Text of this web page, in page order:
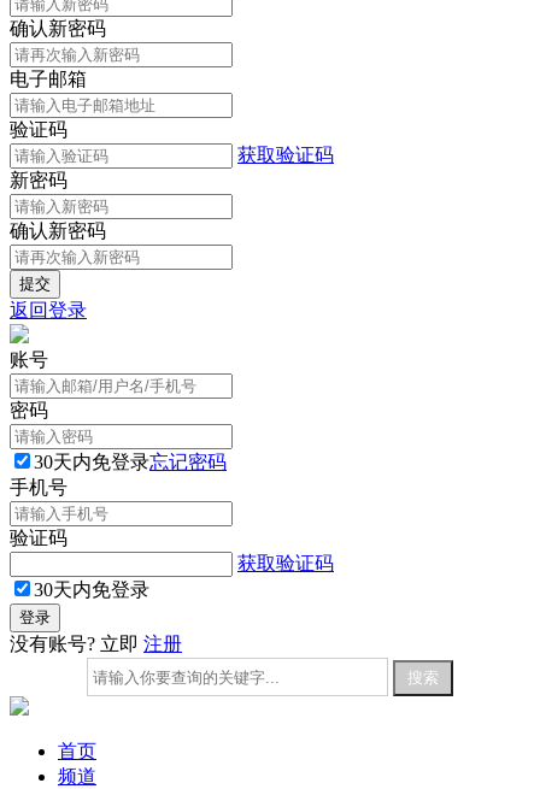
确认新密码
电子邮箱
验证码
获取验证码
新密码
确认新密码
返回登录
账号
密码
30天内免登录忘记密码
手机号
验证码
获取验证码
30天内免登录
没有账号? 立即 注册
首页
频道